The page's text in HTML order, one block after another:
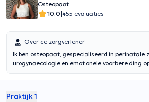
Osteopaat
10.0|455 evaluaties
Over de zorgverlener
Ik ben osteopaat, gespecialiseerd in perinatale
urogynaecologie en emotionele voorbereiding
Saint-Guibert en Wierde. Raadpleeg de kaart
maken of contact met mij opnemen op 0460 95
Praktijk 1